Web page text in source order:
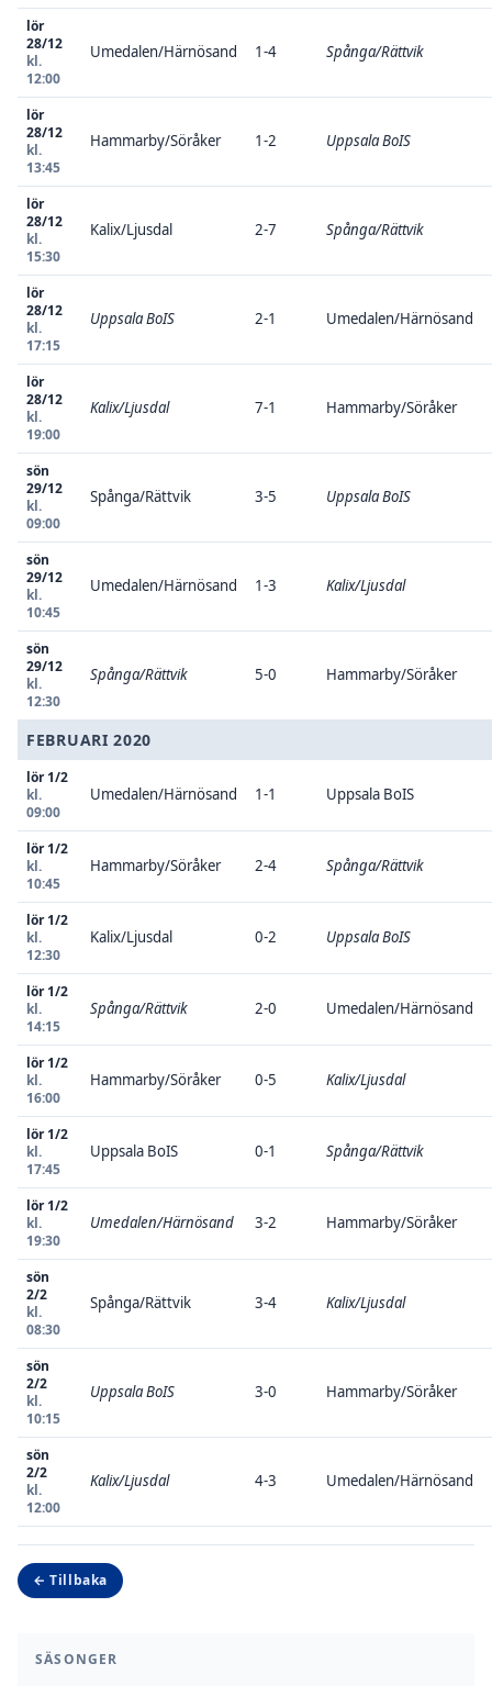
SÄSONGER
lör
28/12
kl.
12:00
Umedalen/Härnösand 1-4 Spånga/Rättvik
lör
28/12
kl.
13:45
Hammarby/Söråker 1-2 Uppsala BoIS
lör
28/12
kl.
15:30
Kalix/Ljusdal 2-7 Spånga/Rättvik
lör
28/12
kl.
17:15
Uppsala BoIS 2-1 Umedalen/Härnösand
lör
28/12
kl.
19:00
Kalix/Ljusdal 7-1 Hammarby/Söråker
sön
29/12
kl.
09:00
Spånga/Rättvik 3-5 Uppsala BoIS
sön
29/12
kl.
10:45
Umedalen/Härnösand 1-3 Kalix/Ljusdal
sön
29/12
kl.
12:30
Spånga/Rättvik 5-0 Hammarby/Söråker
FEBRUARI 2020
lör 1/2
kl.
09:00
Umedalen/Härnösand 1-1 Uppsala BoIS
lör 1/2
kl.
10:45
Hammarby/Söråker 2-4 Spånga/Rättvik
lör 1/2
kl.
12:30
Kalix/Ljusdal 0-2 Uppsala BoIS
lör 1/2
kl.
14:15
Spånga/Rättvik 2-0 Umedalen/Härnösand
lör 1/2
kl.
16:00
Hammarby/Söråker 0-5 Kalix/Ljusdal
lör 1/2
kl.
17:45
Uppsala BoIS 0-1 Spånga/Rättvik
lör 1/2
kl.
19:30
Umedalen/Härnösand 3-2 Hammarby/Söråker
sön
2/2
kl.
08:30
Spånga/Rättvik 3-4 Kalix/Ljusdal
sön
2/2
kl.
10:15
Uppsala BoIS 3-0 Hammarby/Söråker
sön
2/2
kl.
12:00
Kalix/Ljusdal 4-3 Umedalen/Härnösand
← Tillbaka